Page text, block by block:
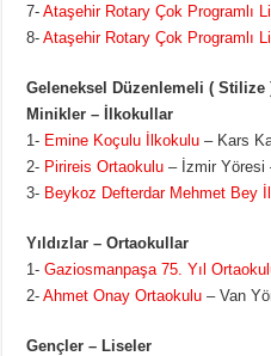
7-Ataşehir Rotary Çok Programlı
8-Ataşehir Rotary Çok Programlı
Geleneksel Düzenlemeli ( Stilize
Minikler – İlkokullar
1- Emine Koçulu İlkokulu – Kars
2- Pirireis Ortaokulu – İzmir Yöresi
3- Beykoz Defterdar Mehmet Bey
Yıldızlar – Ortaokullar
1-Gaziosmanpaşa 75. Yıl
2-Ahmet Onay Ortaokulu – Van
Gençler – Liseler